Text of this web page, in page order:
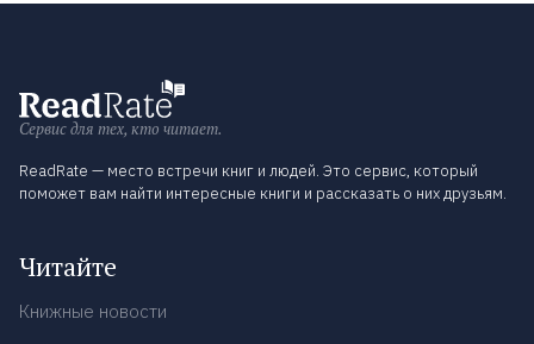
Сервис для тех, кто читает.
ReadRate — место встречи книг и людей. Это сервис, который
поможет вам найти интересные книги и рассказать о них друзьям.
Читайте
Книжные новости